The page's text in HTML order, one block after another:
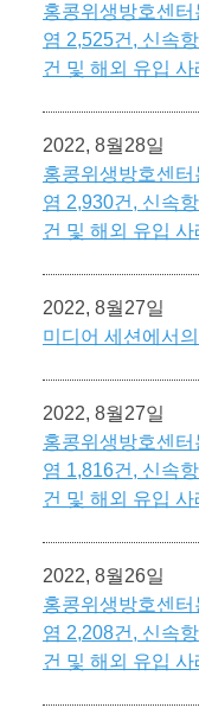
홍콩위생방호센
염 2,525건, 신속
건 및 해외 유입
2022, 8월28일
홍콩위생방호센
염 2,930건, 신속
건 및 해외 유입
2022, 8월27일
미디어 세션에서
2022, 8월27일
홍콩위생방호센
염 1,816건, 신속
건 및 해외 유입
2022, 8월26일
홍콩위생방호센
염 2,208건, 신속
건 및 해외 유입